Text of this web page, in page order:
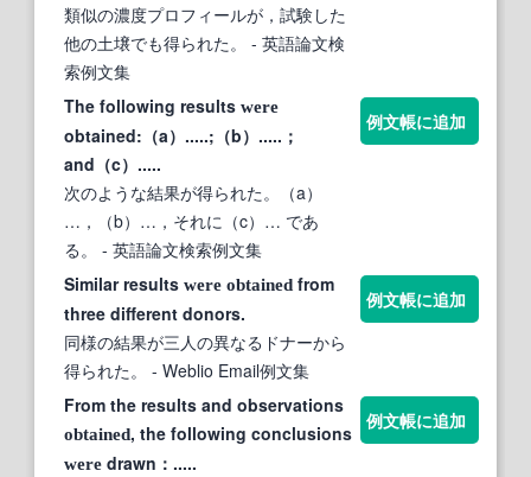
類似の濃度プロフィールが，試験した
他の土壌でも得られた。
- 英語論文検
索例文集
The following results were
obtained:（a）.....;（b）.....；
and（c）.....
次のような結果が得られた。（a）
…，（b）…，それに（c）… であ
る。
- 英語論文検索例文集
例文帳に追加
Similar results were obtained from
three different donors.
同様の結果が三人の異なるドナーから
得られた。
- Weblio Email例文集
例文帳に追加
From the results and observations
obtained, the following conclusions
were drawn：.....
例文帳に追加